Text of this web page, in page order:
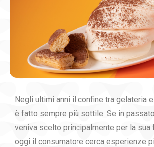
Negli ultimi anni il confine tra gelateria
è fatto sempre più sottile. Se in
veniva scelto principalmente per la sua
oggi il consumatore cerca esperienze